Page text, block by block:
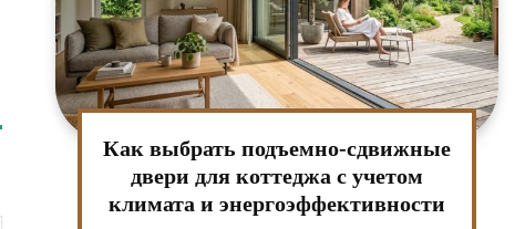
Как выбрать подъемно-сдвижные
двери для коттеджа с учетом
климата и энергоэффективности